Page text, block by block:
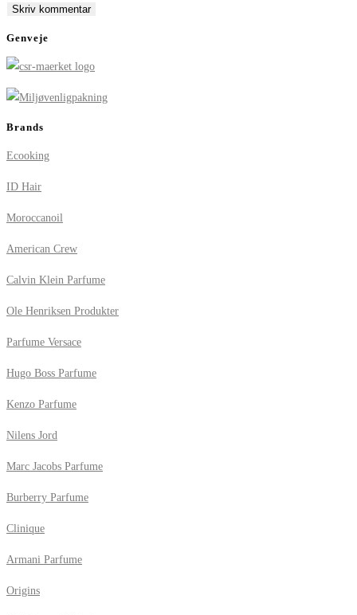
comment
comment
(optional)
Genveje
Brands
Ecooking
ID Hair
Moroccanoil
American Crew
Calvin Klein Parfume
Ole Henriksen Produkter
Parfume Versace
Hugo Boss Parfume
Kenzo Parfume
Nilens Jord
Marc Jacobs Parfume
Burberry Parfume
Clinique
Armani Parfume
Origins